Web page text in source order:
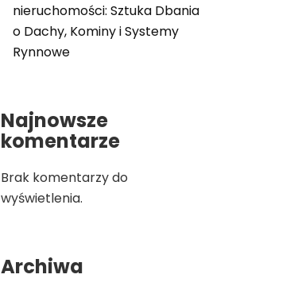
nieruchomości: Sztuka Dbania
o Dachy, Kominy i Systemy
Rynnowe
Najnowsze
komentarze
Brak komentarzy do
wyświetlenia.
Archiwa